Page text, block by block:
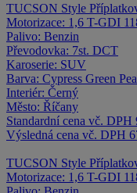
TUCSON Style
Motorizace: 1,6 T-GDI
Palivo: Benzin
Převodovka: 7st. DCT
Karoserie: SUV
Barva: Cypress Green
Interiér: Černý
Město: Říčany
Standardní cena vč. DPH
Výsledná cena vč. DPH
TUCSON Style
Motorizace: 1,6 T-GDI